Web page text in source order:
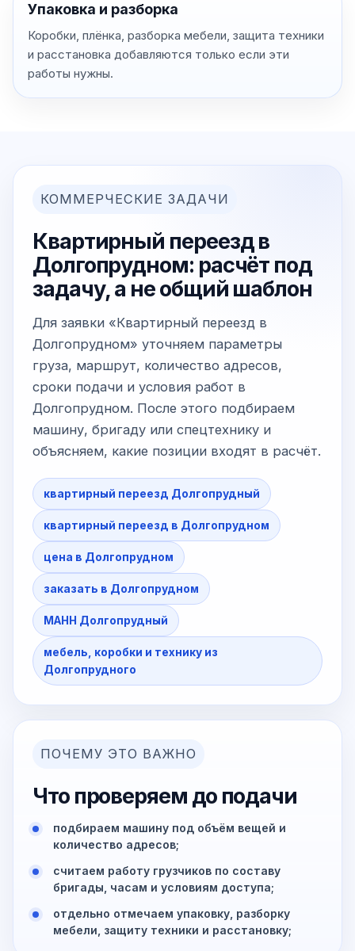
Упаковка и разборка
Коробки, плёнка, разборка мебели, защита техники
и расстановка добавляются только если эти
работы нужны.
КОММЕРЧЕСКИЕ ЗАДАЧИ
Квартирный переезд в
Долгопрудном: расчёт под
задачу, а не общий шаблон
Для заявки «Квартирный переезд в
Долгопрудном» уточняем параметры
груза, маршрут, количество адресов,
сроки подачи и условия работ в
Долгопрудном. После этого подбираем
машину, бригаду или спецтехнику и
объясняем, какие позиции входят в расчёт.
квартирный переезд Долгопрудный
квартирный переезд в Долгопрудном
цена в Долгопрудном
заказать в Долгопрудном
МАНН Долгопрудный
мебель, коробки и технику из
Долгопрудного
ПОЧЕМУ ЭТО ВАЖНО
Что проверяем до подачи
подбираем машину под объём вещей и
количество адресов;
считаем работу грузчиков по составу
бригады, часам и условиям доступа;
отдельно отмечаем упаковку, разборку
мебели, защиту техники и расстановку;